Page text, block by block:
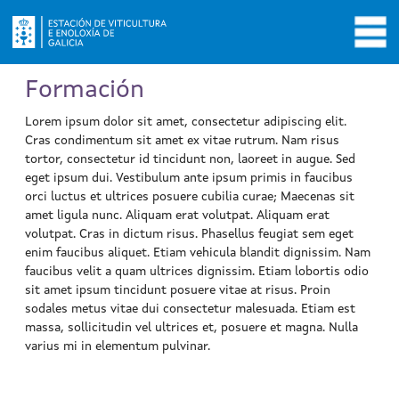
Formación
Lorem ipsum dolor sit amet, consectetur adipiscing elit.
Cras condimentum sit amet ex vitae rutrum. Nam risus
tortor, consectetur id tincidunt non, laoreet in augue. Sed
eget ipsum dui. Vestibulum ante ipsum primis in faucibus
orci luctus et ultrices posuere cubilia curae; Maecenas sit
amet ligula nunc. Aliquam erat volutpat. Aliquam erat
volutpat. Cras in dictum risus. Phasellus feugiat sem eget
enim faucibus aliquet. Etiam vehicula blandit dignissim. Nam
faucibus velit a quam ultrices dignissim. Etiam lobortis odio
sit amet ipsum tincidunt posuere vitae at risus. Proin
sodales metus vitae dui consectetur malesuada. Etiam est
massa, sollicitudin vel ultrices et, posuere et magna. Nulla
varius mi in elementum pulvinar.